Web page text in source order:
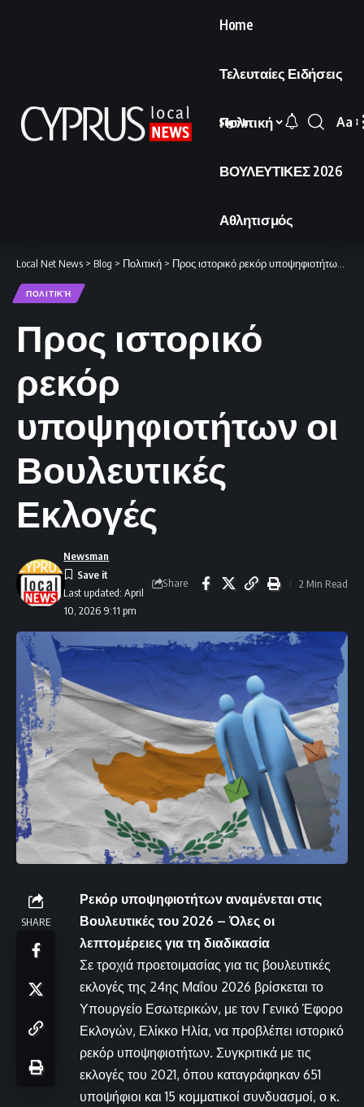
Home
Τελευταίες Ειδήσεις
Πολιτική
ΒΟΥΛΕΥΤΙΚΕΣ 2026
Αθλητισμός
Sign In
Font
Aa
Local Net News > Blog > Πολιτική > Προς ιστορικό ρεκόρ υποψηφιοτήτων οι Βουλευτικές Εκλογές
ΠΟΛΙΤΙΚΉ
Προς ιστορικό
ρεκόρ
υποψηφιοτήτων οι
Βουλευτικές
Εκλογές
Last updated: April
10, 2026 9:11 pm
Newsman
Share 2 Min Read
SHARE
Ρεκόρ υποψηφιοτήτων αναμένεται στις
Βουλευτικές του 2026 – Όλες οι
λεπτομέρειες για τη διαδικασία
Σε τροχιά προετοιμασίας για τις βουλευτικές
εκλογές της 24ης Μαΐου 2026 βρίσκεται το
Υπουργείο Εσωτερικών, με τον Γενικό Έφορο
Εκλογών, Ελίκκο Ηλία, να προβλέπει ιστορικό
ρεκόρ υποψηφιοτήτων. Συγκριτικά με τις
εκλογές του 2021, όπου καταγράφηκαν 651
υποψήφιοι και 15 κομματικοί συνδυασμοί, ο κ.